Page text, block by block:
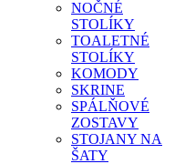
NOČNÉ
STOLÍKY
TOALETNÉ
STOLÍKY
KOMODY
SKRINE
SPÁLŇOVÉ
ZOSTAVY
STOJANY NA
ŠATY